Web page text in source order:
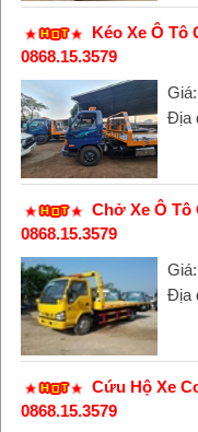
Kéo Xe Ô Tô
0868.15.3579
Giá:
Địa
Chở Xe Ô Tô
0868.15.3579
Giá:
Địa
Cứu Hộ Xe
0868.15.3579